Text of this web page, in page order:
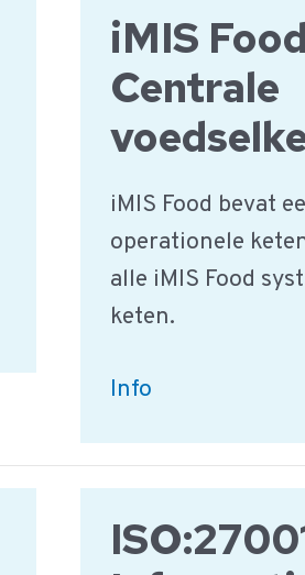
Download
iMIS
Centrale
iMIS Food bevat
operationele
alle iMIS Food
keten.
iMIS
Portal:
voedselketen
Info